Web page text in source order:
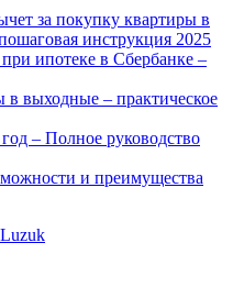
за покупку квартиры в
инструкция 2025
ипотеке в Сбербанке –
выходные – практическое
– Полное руководство
и преимущества